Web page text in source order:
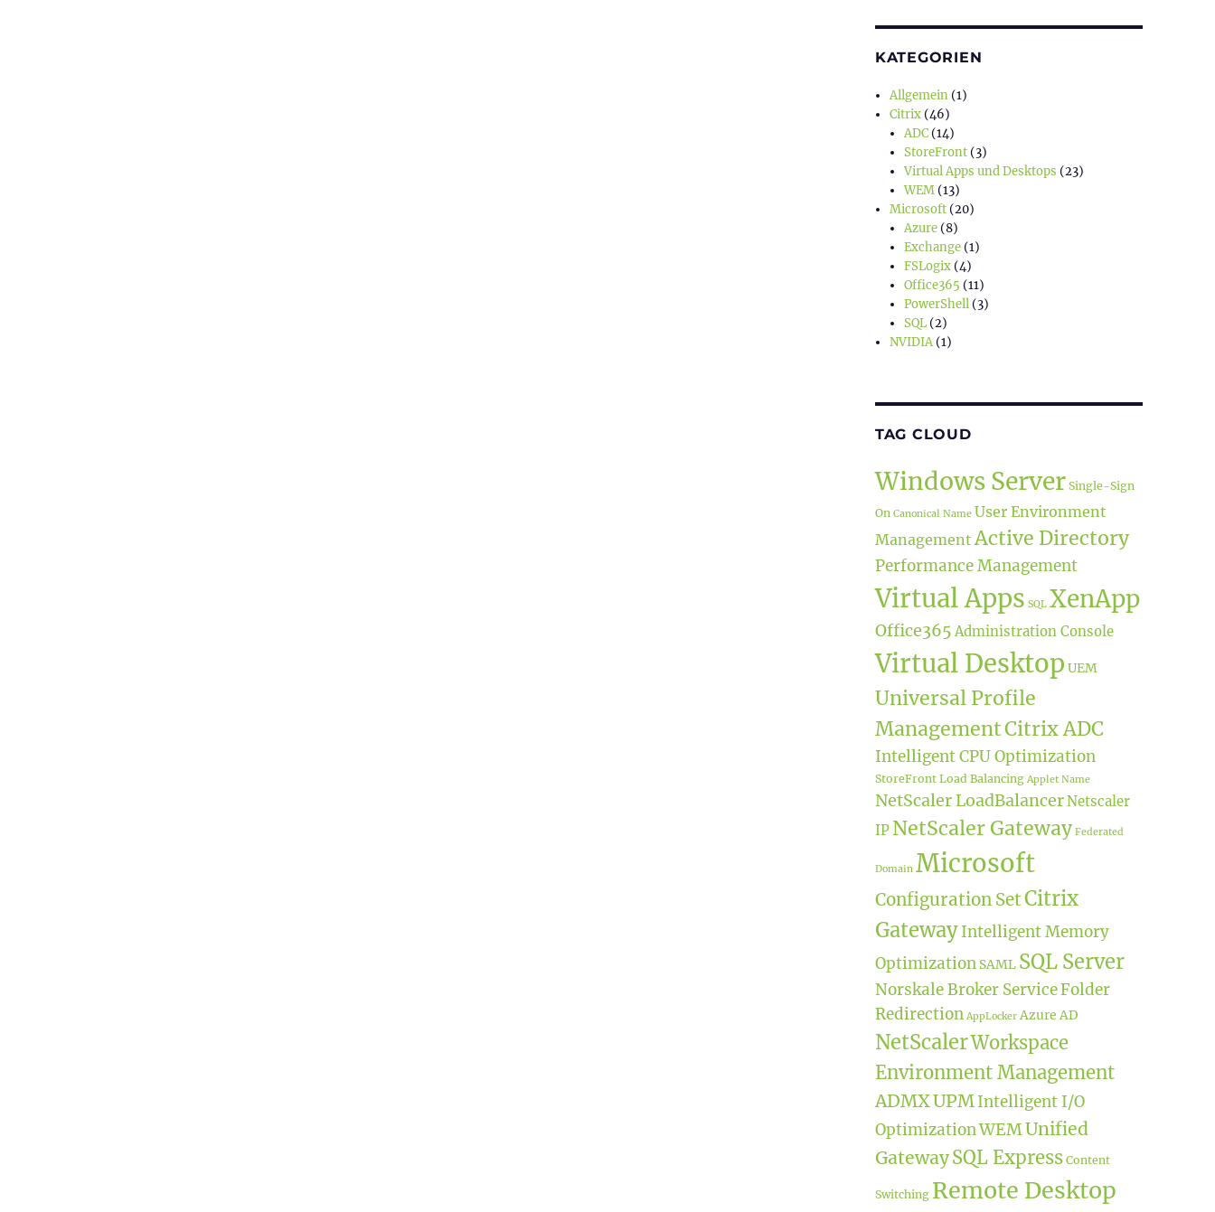
KATEGORIEN
Allgemein(1)
Citrix(46)
ADC(14)
StoreFront(3)
Virtual Apps und Desktops (23)
WEM(13)
Microsoft(20)
Azure(8)
Exchange(1)
FSLogix(4)
Office365 (11)
PowerShell(3)
SQL(2)
NVIDIA(1)
TAG CLOUD
Windows Server Single-Sign
On Canonical Name User Environment
ManagementActive Directory
Performance Management
Virtual Apps SQL XenApp
Office365 Administration Console
Virtual Desktop UEM
Universal Profile
ManagementCitrix ADC
Intelligent CPU Optimization
StoreFront Load Balancing Applet Name
NetScaler LoadBalancerNetscaler
IP NetScaler Gateway Federated
Domain Microsoft
Configuration SetCitrix
GatewayIntelligent Memory
Optimization SAML SQL Server
Norskale Broker ServiceFolder
Redirection AppLocker Azure AD
NetScalerWorkspace
Environment Management
ADMXUPMIntelligent I/O
OptimizationWEMUnified
GatewaySQL Express Content
Switching Remote Desktop